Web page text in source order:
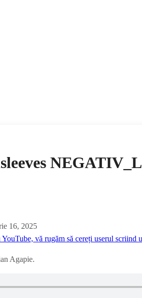
16, 2025
vă rugăm să cereți userul scriind
Agapie.